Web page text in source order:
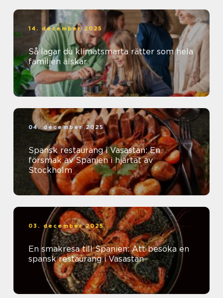
14. december 2025
Så lagar du klimatsmarta rätter som hela
familjen älskar
04. december 2025
Spansk restaurang i Vasastan: En
försmak av Spanien i hjärtat av
Stockholm
03. december 2025
En smakresa till Spanien: Att besöka en
spansk restaurang i Vasastan